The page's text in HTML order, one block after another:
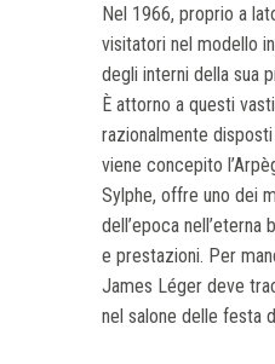
Nel 1966, proprio a
visitatori nel modello
degli interni della sua
È attorno a questi
razionalmente
viene concepito
Sylphe, offre uno dei
dell’epoca
e prestazioni. Per
James Léger deve
nel salone delle festa